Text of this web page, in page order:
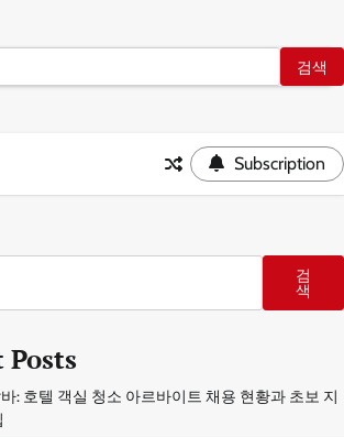
Subscription
검
색
Posts
: 호텔 객실 청소 아르바이트 채용 현황과 초보 지